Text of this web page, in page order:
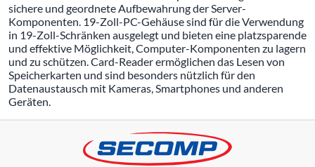
sichere und geordnete Aufbewahrung der Server-
Komponenten. 19-Zoll-PC-Gehäuse sind für die Verwendung
in 19-Zoll-Schränken ausgelegt und bieten eine platzsparende
und effektive Möglichkeit, Computer-Komponenten zu lagern
und zu schützen. Card-Reader ermöglichen das Lesen von
Speicherkarten und sind besonders nützlich für den
Datenaustausch mit Kameras, Smartphones und anderen
Geräten.